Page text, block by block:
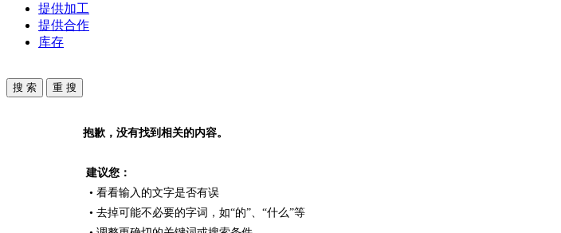
提供加工
提供合作
库存
抱歉，没有找到相关的内容。
建议您：
• 看看输入的文字是否有误
• 去掉可能不必要的字词，如“的”、“什么”等